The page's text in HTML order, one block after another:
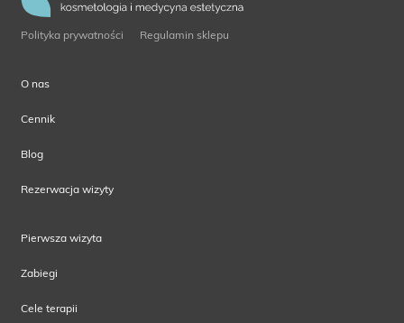
Polityka prywatności Regulamin sklepu
O nas
Cennik
Blog
Rezerwacja wizyty
Pierwsza wizyta
Zabiegi
Cele terapii